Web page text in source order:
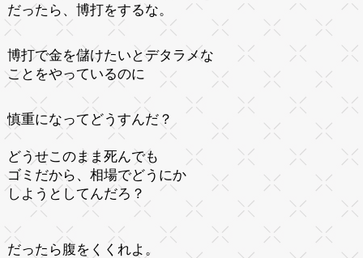
だったら、博打をするな。
博打で金を儲けたいとデタラメな
ことをやっているのに
慎重になってどうすんだ？
どうせこのまま死んでも
ゴミだから、相場でどうにか
しようとしてんだろ？
だったら腹をくくれよ。